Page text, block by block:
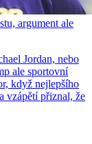
argument ale
Jordan, nebo
ale sportovní
když nejlepšího
vzápětí přiznal, že